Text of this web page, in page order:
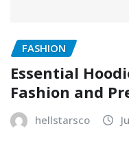
FASHION
Essential
Fashion and
hellstarsco